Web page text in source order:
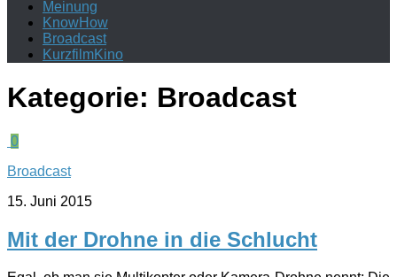
Meinung
KnowHow
Broadcast
KurzfilmKino
Kategorie: Broadcast
0
Broadcast
15. Juni 2015
Mit der Drohne in die Schlucht